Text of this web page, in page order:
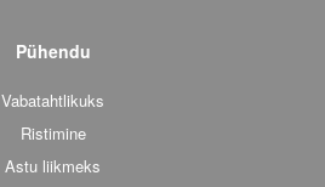
Pühendu
Vabatahtlikuks
Ristimine
Astu liikmeks